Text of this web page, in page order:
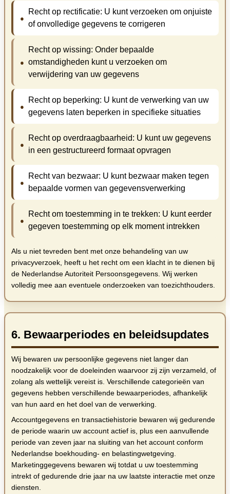
Recht op rectificatie: U kunt verzoeken om onjuiste
of onvolledige gegevens te corrigeren
Recht op wissing: Onder bepaalde
omstandigheden kunt u verzoeken om
verwijdering van uw gegevens
Recht op beperking: U kunt de verwerking van uw
gegevens laten beperken in specifieke situaties
Recht op overdraagbaarheid: U kunt uw gegevens
in een gestructureerd formaat opvragen
Recht van bezwaar: U kunt bezwaar maken tegen
bepaalde vormen van gegevensverwerking
Recht om toestemming in te trekken: U kunt eerder
gegeven toestemming op elk moment intrekken
Als u niet tevreden bent met onze behandeling van uw
privacyverzoek, heeft u het recht om een klacht in te dienen bij
de Nederlandse Autoriteit Persoonsgegevens. Wij werken
volledig mee aan eventuele onderzoeken van toezichthouders.
6. Bewaarperiodes en beleidsupdates
Wij bewaren uw persoonlijke gegevens niet langer dan
noodzakelijk voor de doeleinden waarvoor zij zijn verzameld, of
zolang als wettelijk vereist is. Verschillende categorieën van
gegevens hebben verschillende bewaarperiodes, afhankelijk
van hun aard en het doel van de verwerking.
Accountgegevens en transactiehistorie bewaren wij gedurende
de periode waarin uw account actief is, plus een aanvullende
periode van zeven jaar na sluiting van het account conform
Nederlandse boekhouding- en belastingwetgeving.
Marketinggegevens bewaren wij totdat u uw toestemming
intrekt of gedurende drie jaar na uw laatste interactie met onze
diensten.